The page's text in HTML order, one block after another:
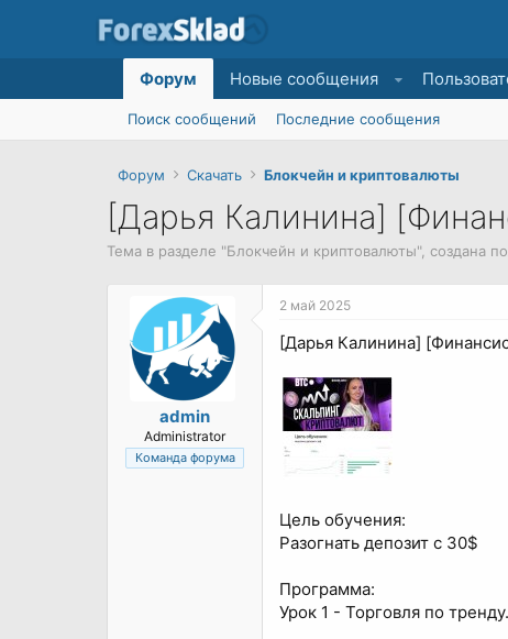
Форум Скачать Блокчейн и криптовалюты
[Дарья Калинина]
Тема в разделе "Блокчейн и криптовалюты", создана
admin
Administrator
Команда форума
2 май 2025
[Дарья Калинина]
Цель обучения:
Разогнать депозит с 30$
Программа:
Урок 1 - Торговля по тренду.
Форум
Поиск сообщений Последние сообщения
Новые сообщения